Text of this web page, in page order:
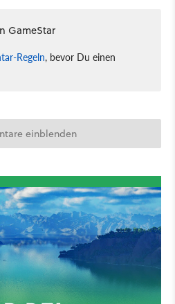
GameStar
Regeln, bevor Du einen
einblenden